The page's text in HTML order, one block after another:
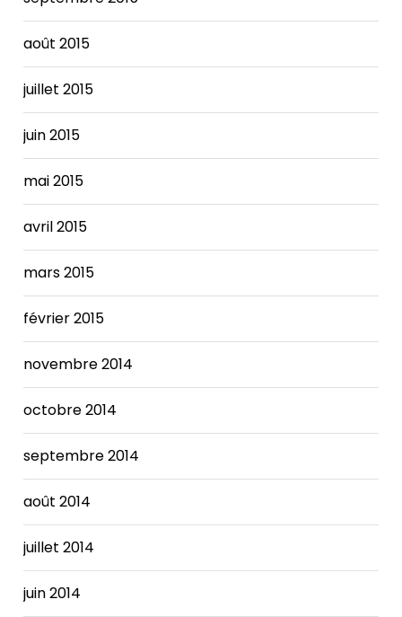
août 2015
juillet 2015
juin 2015
mai 2015
avril 2015
mars 2015
février 2015
novembre 2014
octobre 2014
septembre 2014
août 2014
juillet 2014
juin 2014